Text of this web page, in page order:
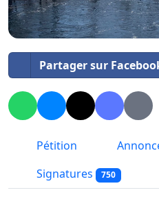
Partager sur
Pétition
Signatures 750